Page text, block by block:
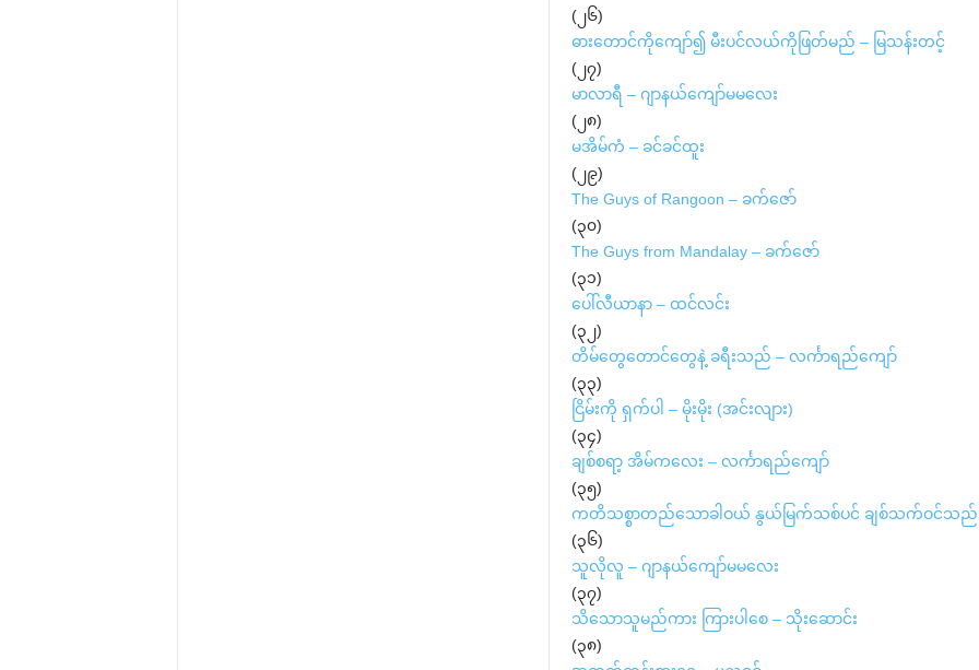
(၂၆)
ဓားတောင်ကိုကျော်၍ မီးပင်လယ်ကိုဖြတ်မည် – မြသန်းတင့်
(၂၇)
မာလာရီ – ဂျာနယ်ကျော်မမလေး
(၂၈)
မအိမ်ကံ – ခင်ခင်ထူး
(၂၉)
The Guys of Rangoon – ခက်ဇော်
(၃၀)
The Guys from Mandalay – ခက်ဇော်
(၃၁)
ပေါ်လီယာနာ – ထင်လင်း
(၃၂)
တိမ်တွေတောင်တွေနဲ့ ခရီးသည် – လင်္ကာရည်ကျော်
(၃၃)
ငြိမ်းကို ရှက်ပါ – မိုးမိုး (အင်းလျား)
(၃၄)
ချစ်စရာ့ အိမ်ကလေး – လင်္ကာရည်ကျော်
(၃၅)
ကတိသစ္စာတည်သောခါဝယ် နွယ်မြက်သစ်ပင် ချစ်သက်ဝင်သည်
(၃၆)
သူလိုလူ – ဂျာနယ်ကျော်မမလေး
(၃၇)
သိသောသူမည်ကား ကြားပါစေ – သိုးဆောင်း
(၃၈)